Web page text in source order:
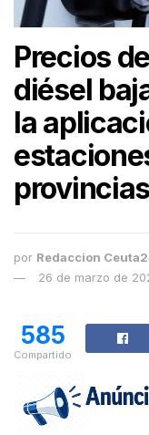
Precios
diésel
la
provincias
por Redaccion
26 de marzo de
585
Compartido